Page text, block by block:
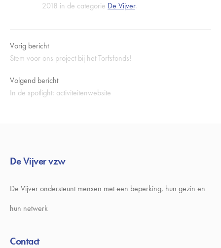
2018 in de categorie De Vijver.
Vorig bericht
Stem voor ons project bij het Torfsfonds!
Volgend bericht
In de spotlight: activiteitenwebsite
De Vijver vzw
De Vijver ondersteunt mensen met een beperking, hun gezin en
hun netwerk
Contact